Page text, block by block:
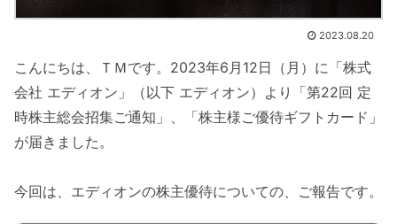
2023.08.20
こんにちは、ＴＭです。2023年6月12日（月）に「株式
会社 エディオン」（以下 エディオン）より「第22回 定
時株主総会招集ご通知」、「株主様ご優待ギフトカード」
が届きました。
今回は、エディオンの株主優待についての、ご報告です。